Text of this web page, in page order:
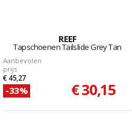
REEF
Tapschoenen Tailslide Grey Tan
Aanbevolen
prijs
€ 45,27
-33% € 30,15